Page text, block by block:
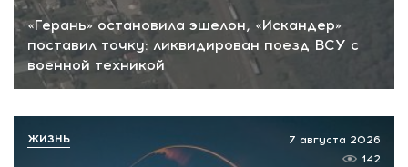
«Герань» остановила эшелон, «Искандер»
поставил точку: ликвидирован поезд ВСУ с
военной техникой
7 августа 2026
142
ЖИЗНЬ